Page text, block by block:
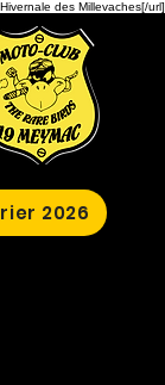
des Millevaches[/url]
2026